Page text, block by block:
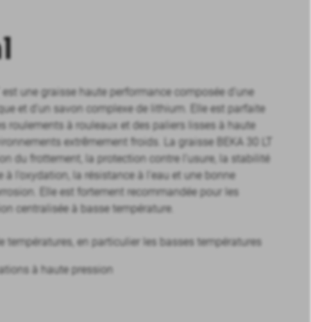
une graisse haute performance composée d’une
et d’un savon complexe de lithium. Elle est parfaite
roulements à rouleaux et des paliers lisses à haute
extrêmement froids. La graisse BEKA 30 LT
du frottement, la protection contre l’usure, la stabilité
l’oxydation, la résistance à l’eau et une bonne
Elle est fortement recommandée pour les
centralisée à basse température.
températures, en particulier les basses températures
à haute pression